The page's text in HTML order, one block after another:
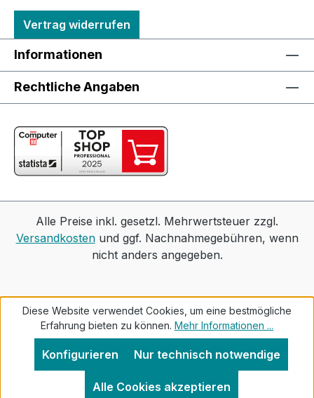
Vertrag widerrufen
Informationen
Rechtliche Angaben
Alle Preise inkl. gesetzl. Mehrwertsteuer zzgl.
Versandkostenund ggf. Nachnahmegebühren, wenn
nicht anders angegeben.
Diese Website verwendet Cookies, um eine bestmögliche
Erfahrung bieten zu können. Mehr Informationen ...
Nur technisch notwendige
Konfigurieren
Alle Cookies akzeptieren